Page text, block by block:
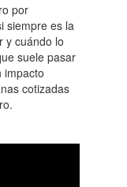
por
siempre es la
y cuándo lo
suele pasar
impacto
cotizadas